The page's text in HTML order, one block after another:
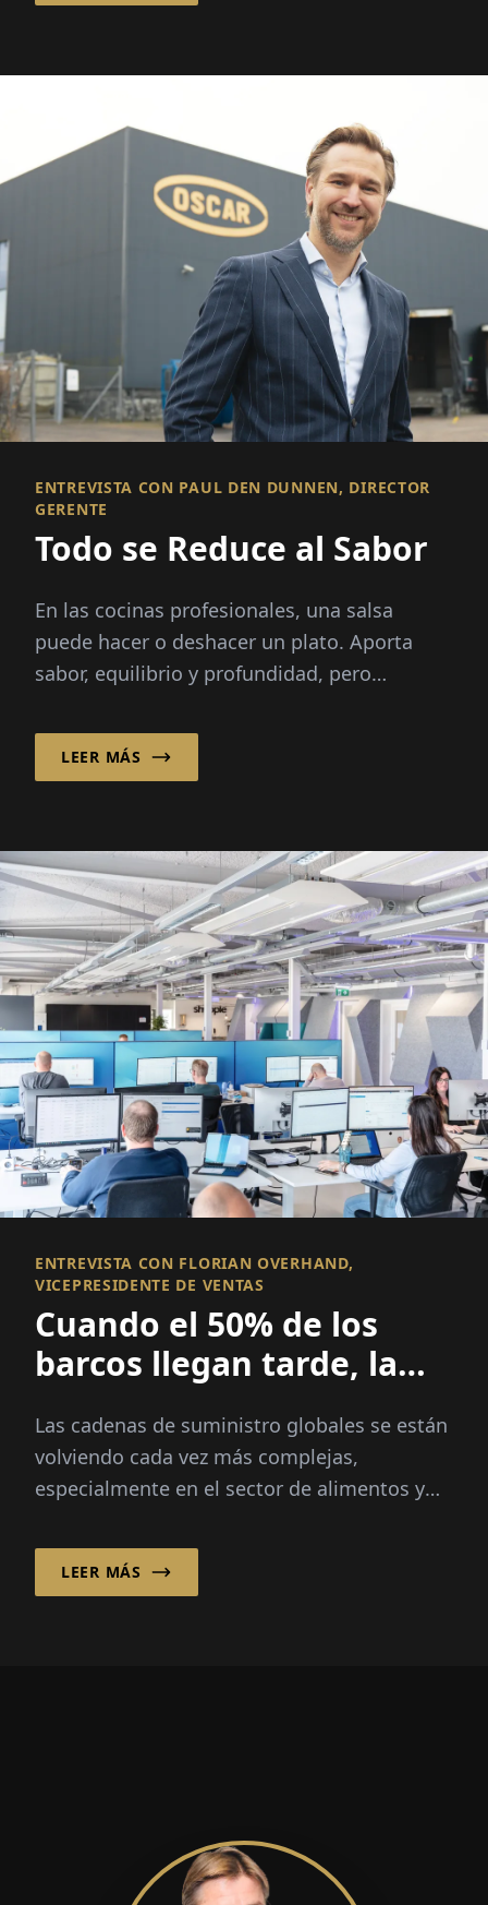
ENTREVISTA CON PAUL DEN DUNNEN, DIRECTOR
GERENTE
Todo se Reduce al Sabor
En las cocinas profesionales, una salsa
puede hacer o deshacer un plato. Aporta
sabor, equilibrio y profundidad, pero
LEER MÁS
ENTREVISTA CON FLORIAN OVERHAND,
VICEPRESIDENTE DE VENTAS
Cuando el 50% de los
barcos llegan tarde, la
Las cadenas de suministro globales se están
volviendo cada vez más complejas,
especialmente en el sector de alimentos y
transparencia y la fiabilidad son críticas...
LEER MÁS